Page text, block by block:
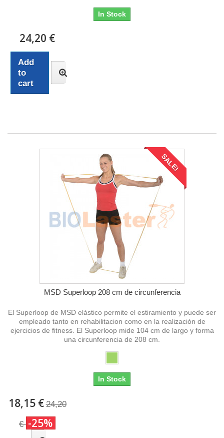
In Stock
24,20 €
Add
to
cart
SALE!
MSD Superloop 208 cm de circunferencia
El Superloop de MSD elástico permite el estiramiento y puede ser
empleado tanto en rehabilitacion como en la realización de
ejercicios de fitness. El Superloop mide 104 cm de largo y forma
una circunferencia de 208 cm.
In Stock
18,15 € 24,20
€ -25%